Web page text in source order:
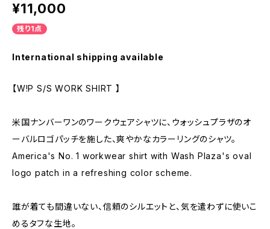
¥11,000
残り1点
International shipping available
【W!P S/S WORK SHIRT 】
米国ナンバーワンのワークウェアシャツに、ウォッシュプラザのオ
ーバルロゴパッチを施した、爽やかなカラーリングのシャツ。
America's No. 1 workwear shirt with Wash Plaza's oval
logo patch in a refreshing color scheme.
誰が着ても間違いない、信頼のシルエットと、気を遣わずに使いこ
めるタフな生地。